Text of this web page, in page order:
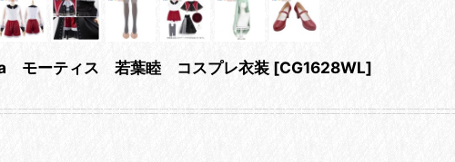
モーティス 若葉睦 コスプレ衣装 [CG1628WL]